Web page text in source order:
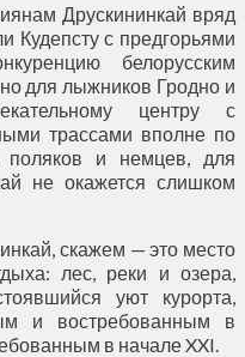
Друскининкай вряд
Кудепсту с предгорьями
белорусским
для лыжников Гродно и
центру с
трассами вполне по
и немцев, для
не окажется слишком
скажем — это место
лес, реки и озера,
уют курорта,
и востребованным в
в начале XXI.